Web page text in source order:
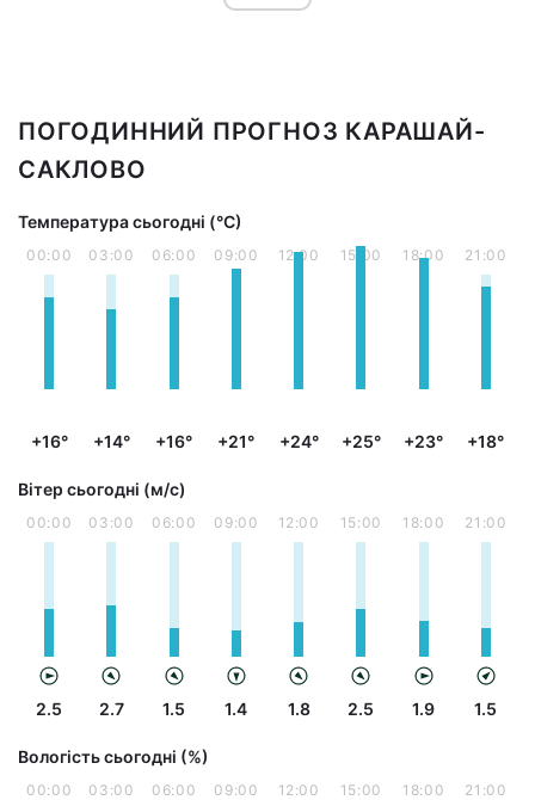
ПОГОДИННИЙ ПРОГНОЗ КАРАШАЙ-
САКЛОВО
Температура сьогодні (°С)
00:00
+16°
03:00
+14°
06:00
+16°
09:00
+21°
12:00
+24°
15:00
+25°
18:00
+23°
21:00
+18°
Вітер сьогодні (м/с)
00:00
2.5
03:00
2.7
06:00
1.5
09:00
1.4
12:00
1.8
15:00
2.5
18:00
1.9
21:00
1.5
Вологість сьогодні (%)
00:00 03:00 06:00 09:00 12:00 15:00 18:00 21:00